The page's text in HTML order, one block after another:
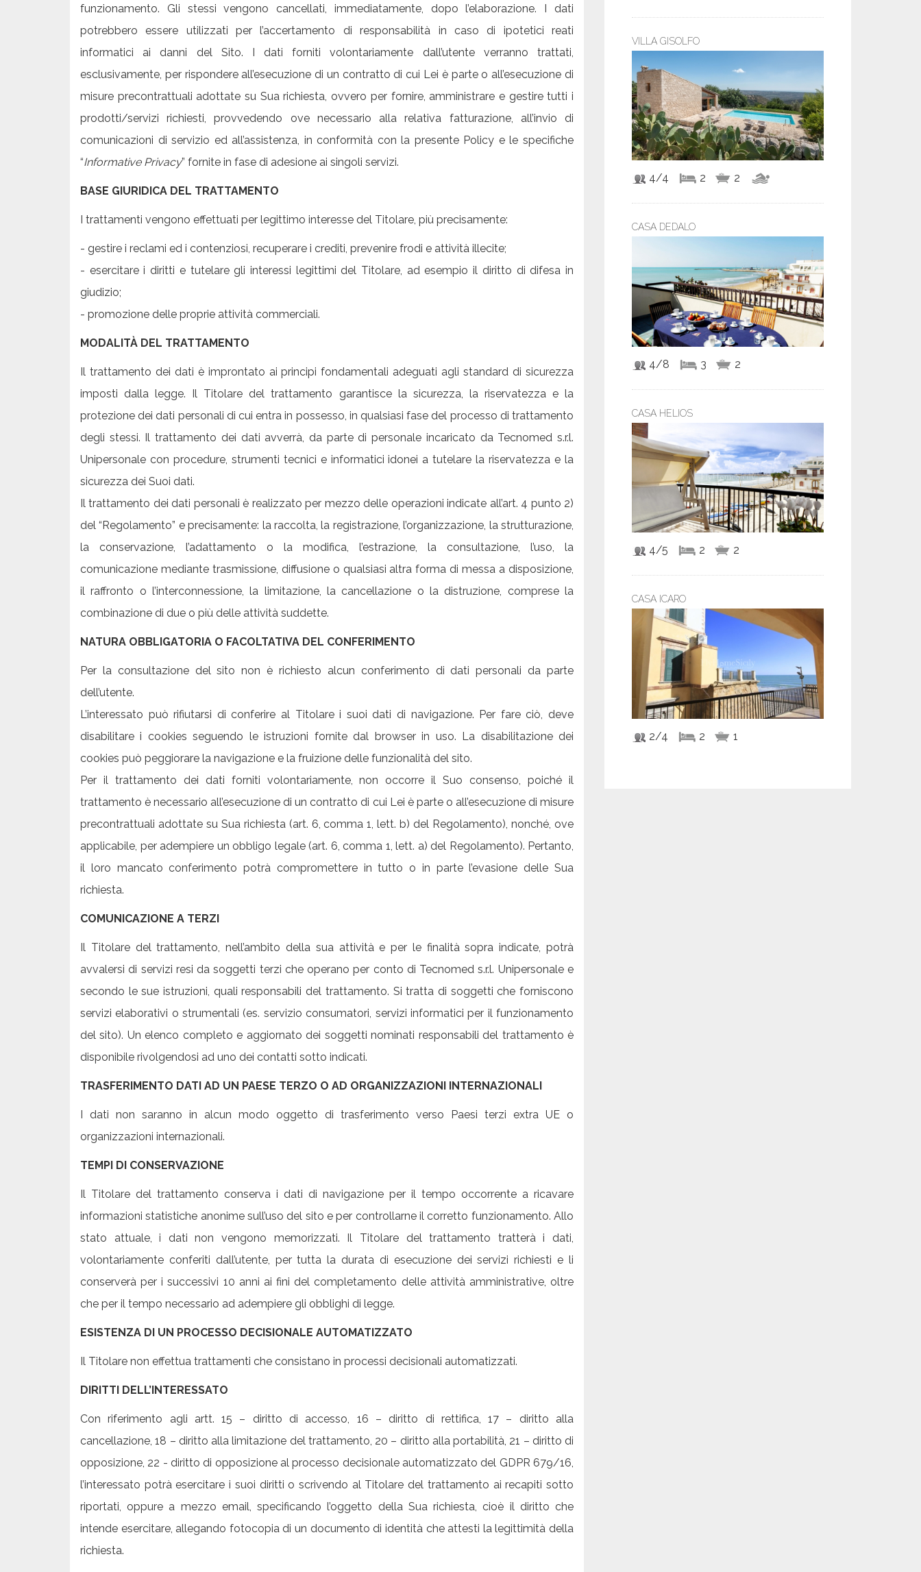
funzionamento. Gli stessi vengono cancellati, immediatamente, dopo l’elaborazione. I dati
potrebbero essere utilizzati per l’accertamento di responsabilità in caso di ipotetici reati
informatici ai danni del Sito. I dati forniti volontariamente dall’utente verranno trattati,
esclusivamente, per rispondere all’esecuzione di un contratto di cui Lei è parte o all’esecuzione di
misure precontrattuali adottate su Sua richiesta, ovvero per fornire, amministrare e gestire tutti i
prodotti/servizi richiesti, provvedendo ove necessario alla relativa fatturazione, all’invio di
comunicazioni di servizio ed all’assistenza, in conformità con la presente Policy e le specifiche
“Informative Privacy” fornite in fase di adesione ai singoli servizi.
BASE GIURIDICA DEL TRATTAMENTO
I trattamenti vengono effettuati per legittimo interesse del Titolare, più precisamente:
- gestire i reclami ed i contenziosi, recuperare i crediti, prevenire frodi e attività illecite;
- esercitare i diritti e tutelare gli interessi legittimi del Titolare, ad esempio il diritto di difesa in
giudizio;
- promozione delle proprie attività commerciali.
MODALITÀ DEL TRATTAMENTO
Il trattamento dei dati è improntato ai principi fondamentali adeguati agli standard di sicurezza
imposti dalla legge. Il Titolare del trattamento garantisce la sicurezza, la riservatezza e la
protezione dei dati personali di cui entra in possesso, in qualsiasi fase del processo di trattamento
degli stessi. Il trattamento dei dati avverrà, da parte di personale incaricato da Tecnomed s.r.l.
Unipersonale con procedure, strumenti tecnici e informatici idonei a tutelare la riservatezza e la
sicurezza dei Suoi dati.
Il trattamento dei dati personali è realizzato per mezzo delle operazioni indicate all’art. 4 punto 2)
del “Regolamento” e precisamente: la raccolta, la registrazione, l’organizzazione, la strutturazione,
la conservazione, l’adattamento o la modifica, l’estrazione, la consultazione, l’uso, la
comunicazione mediante trasmissione, diffusione o qualsiasi altra forma di messa a disposizione,
il raffronto o l’interconnessione, la limitazione, la cancellazione o la distruzione, comprese la
combinazione di due o più delle attività suddette.
NATURA OBBLIGATORIA O FACOLTATIVA DEL CONFERIMENTO
Per la consultazione del sito non è richiesto alcun conferimento di dati personali da parte
dell’utente.
L’interessato può rifiutarsi di conferire al Titolare i suoi dati di navigazione. Per fare ciò, deve
disabilitare i cookies seguendo le istruzioni fornite dal browser in uso. La disabilitazione dei
cookies può peggiorare la navigazione e la fruizione delle funzionalità del sito.
Per il trattamento dei dati forniti volontariamente, non occorre il Suo consenso, poiché il
trattamento è necessario all’esecuzione di un contratto di cui Lei è parte o all’esecuzione di misure
precontrattuali adottate su Sua richiesta (art. 6, comma 1, lett. b) del Regolamento), nonché, ove
applicabile, per adempiere un obbligo legale (art. 6, comma 1, lett. a) del Regolamento). Pertanto,
il loro mancato conferimento potrà compromettere in tutto o in parte l’evasione delle Sua
richiesta.
COMUNICAZIONE A TERZI
Il Titolare del trattamento, nell’ambito della sua attività e per le finalità sopra indicate, potrà
avvalersi di servizi resi da soggetti terzi che operano per conto di Tecnomed s.r.l. Unipersonale e
secondo le sue istruzioni, quali responsabili del trattamento. Si tratta di soggetti che forniscono
servizi elaborativi o strumentali (es. servizio consumatori, servizi informatici per il funzionamento
del sito). Un elenco completo e aggiornato dei soggetti nominati responsabili del trattamento è
disponibile rivolgendosi ad uno dei contatti sotto indicati.
TRASFERIMENTO DATI AD UN PAESE TERZO O AD ORGANIZZAZIONI INTERNAZIONALI
I dati non saranno in alcun modo oggetto di trasferimento verso Paesi terzi extra UE o
organizzazioni internazionali.
TEMPI DI CONSERVAZIONE
Il Titolare del trattamento conserva i dati di navigazione per il tempo occorrente a ricavare
informazioni statistiche anonime sull’uso del sito e per controllarne il corretto funzionamento. Allo
stato attuale, i dati non vengono memorizzati. Il Titolare del trattamento tratterà i dati,
volontariamente conferiti dall’utente, per tutta la durata di esecuzione dei servizi richiesti e li
conserverà per i successivi 10 anni ai fini del completamento delle attività amministrative, oltre
che per il tempo necessario ad adempiere gli obblighi di legge.
ESISTENZA DI UN PROCESSO DECISIONALE AUTOMATIZZATO
Il Titolare non effettua trattamenti che consistano in processi decisionali automatizzati.
DIRITTI DELL’INTERESSATO
Con riferimento agli artt. 15 – diritto di accesso, 16 – diritto di rettifica, 17 – diritto alla
cancellazione, 18 – diritto alla limitazione del trattamento, 20 – diritto alla portabilità, 21 – diritto di
opposizione, 22 - diritto di opposizione al processo decisionale automatizzato del GDPR 679/16,
l’interessato potrà esercitare i suoi diritti o scrivendo al Titolare del trattamento ai recapiti sotto
riportati, oppure a mezzo email, specificando l’oggetto della Sua richiesta, cioè il diritto che
intende esercitare, allegando fotocopia di un documento di identità che attesti la legittimità della
richiesta.
VILLA GISOLFO
4/4 2 2
CASA DEDALO
4/8 3 2
CASA HELIOS
4/5 2 2
CASA ICARO
2/4 2 1